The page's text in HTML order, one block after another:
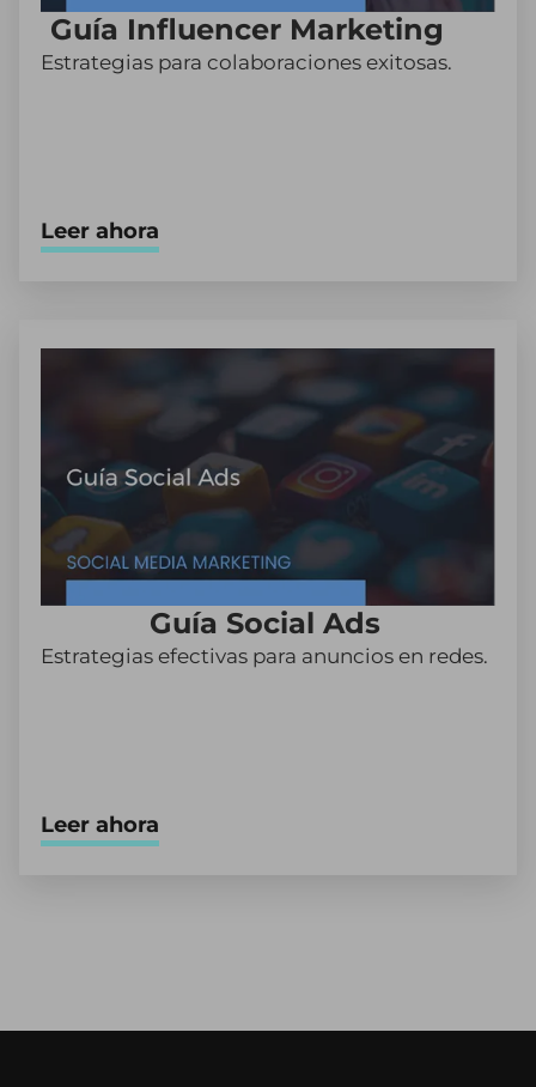
Guía Influencer Marketing
Estrategias para colaboraciones exitosas.
Leer ahora
Guía Social Ads
Estrategias efectivas para anuncios en redes.
Leer ahora